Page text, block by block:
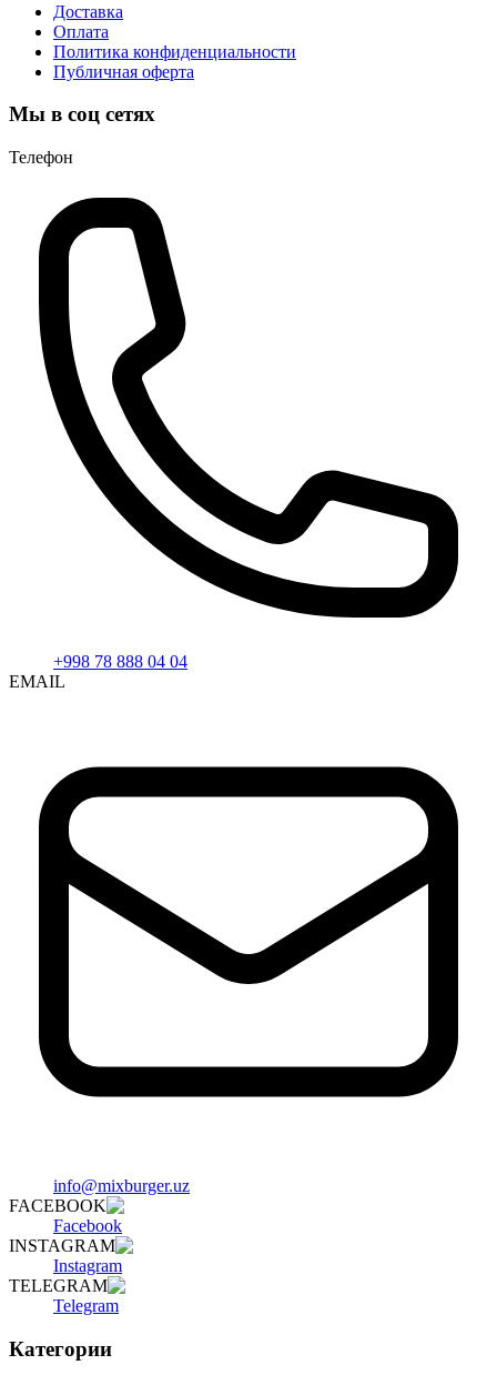
Доставка
Оплата
Политика конфиденциальности
Публичная оферта
Мы в соц сетях
Телефон
+998 78 888 04 04
EMAIL
info@mixburger.uz
FACEBOOK
Facebook
INSTAGRAM
Instagram
TELEGRAM
Telegram
Категории